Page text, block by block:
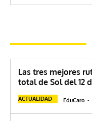
Las tres mejores
total de Sol del 12
ACTUALIDAD EduCaro -